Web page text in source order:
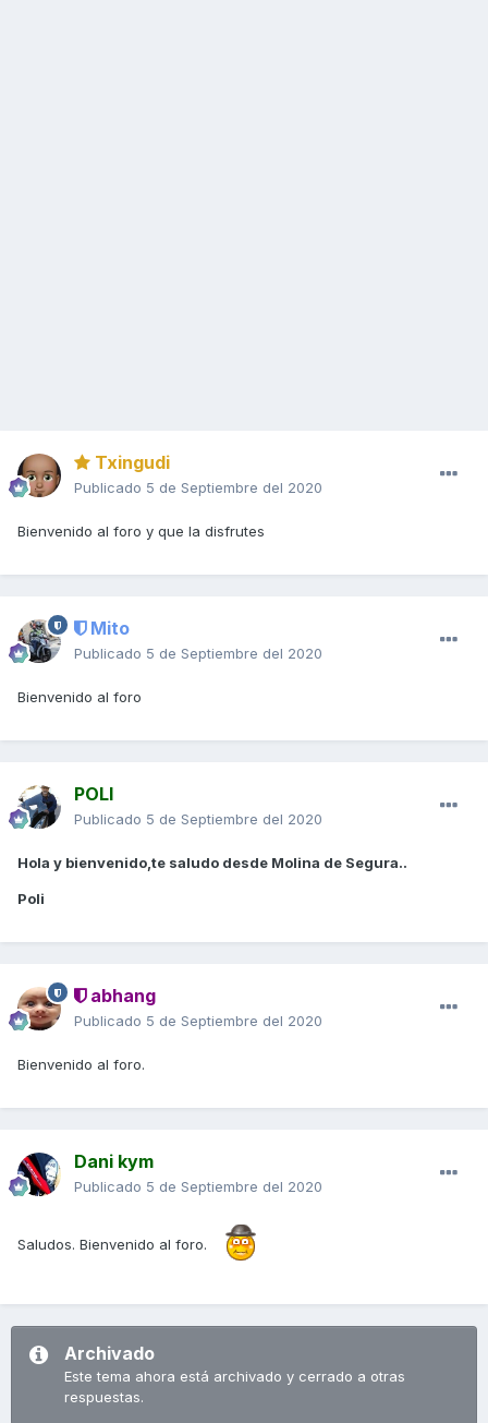
Txingudi
Publicado 5 de Septiembre del 2020
Bienvenido al foro y que la disfrutes
Mito
Publicado 5 de Septiembre del 2020
Bienvenido al foro
POLI
Publicado 5 de Septiembre del 2020
Hola y bienvenido,te saludo desde Molina de Segura..
Poli
abhang
Publicado 5 de Septiembre del 2020
Bienvenido al foro.
Dani kym
Publicado 5 de Septiembre del 2020
Saludos. Bienvenido al foro.
Archivado
Este tema ahora está archivado y cerrado a otras
respuestas.